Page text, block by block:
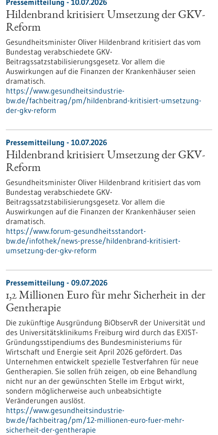
Pressemitteilung - 10.07.2026
Hildenbrand kritisiert Umsetzung der GKV-
Reform
Gesundheitsminister Oliver Hildenbrand kritisiert das vom
Bundestag verabschiedete GKV-
Beitragssatzstabilisierungsgesetz. Vor allem die
Auswirkungen auf die Finanzen der Krankenhäuser seien
dramatisch.
https://www.gesundheitsindustrie-
bw.de/fachbeitrag/pm/hildenbrand-kritisiert-umsetzung-
der-gkv-reform
Pressemitteilung - 10.07.2026
Hildenbrand kritisiert Umsetzung der GKV-
Reform
Gesundheitsminister Oliver Hildenbrand kritisiert das vom
Bundestag verabschiedete GKV-
Beitragssatzstabilisierungsgesetz. Vor allem die
Auswirkungen auf die Finanzen der Krankenhäuser seien
dramatisch.
https://www.forum-gesundheitsstandort-
bw.de/infothek/news-presse/hildenbrand-kritisiert-
umsetzung-der-gkv-reform
Pressemitteilung - 09.07.2026
1,2 Millionen Euro für mehr Sicherheit in der
Gentherapie
Die zukünftige Ausgründung BiObservR der Universität und
des Universitätsklinikums Freiburg wird durch das EXIST-
Gründungsstipendiums des Bundesministeriums für
Wirtschaft und Energie seit April 2026 gefördert. Das
Unternehmen entwickelt spezielle Testverfahren für neue
Gentherapien. Sie sollen früh zeigen, ob eine Behandlung
nicht nur an der gewünschten Stelle im Erbgut wirkt,
sondern möglicherweise auch unbeabsichtigte
Veränderungen auslöst.
https://www.gesundheitsindustrie-
bw.de/fachbeitrag/pm/12-millionen-euro-fuer-mehr-
sicherheit-der-gentherapie